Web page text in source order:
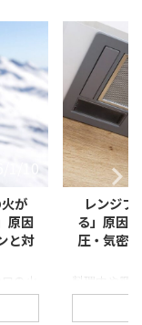
2/9
す
い風
かり
回し
にお
てく
給湯器の
表示が出
検・電池
給湯器のリ
慣れない数